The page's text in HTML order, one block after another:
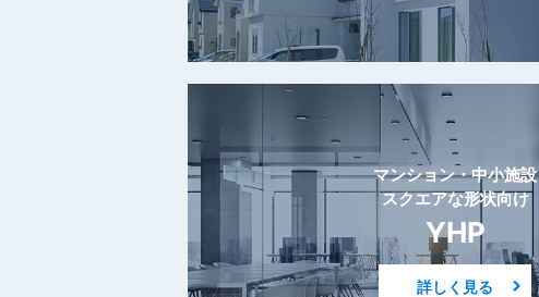
マンション・中小施設
スクエアな形状向け
YHP
詳しく見る